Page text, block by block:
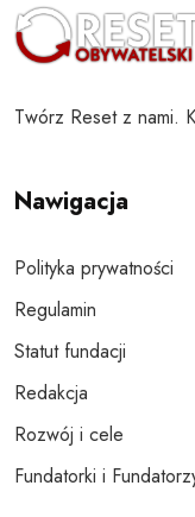
Twórz Reset z nami.
Nawigacja
Polityka prywatności
Regulamin
Statut fundacji
Redakcja
Rozwój i cele
Fundatorki i